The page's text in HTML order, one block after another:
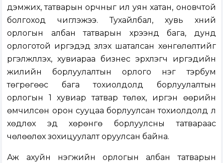
дэмжих, татварын орчныг илүү уян хатан, оновчтой
болгоход чиглэжээ. Тухайлбал, хувь хүний
орлогын албан татварын хүрээнд бага, дунд
орлоготой иргэдэд үзүүлэх шаталсан хөнгөлөлтийг
үргэлжлүүлэх, хувиараа бизнес эрхлэгч иргэдийн
жилийн борлуулалтын орлого нэг тэрбум
төгрөгөөс бага тохиолдолд борлуулалтын
орлогын 1 хувиар татвар төлөх, иргэн өөрийн
өмчилсөн орон сууцаа борлуулсан тохиолдолд үл
хөдлөх эд хөрөнгө борлуулсны татвараас
чөлөөлөх зохицуулалт оруулсан байна.
Аж ахуйн нэгжийн орлогын албан татварын